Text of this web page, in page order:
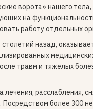
ворота» нашего
на
работу отдельных
назад,
травм и тяжелых
расслабления,
более 300